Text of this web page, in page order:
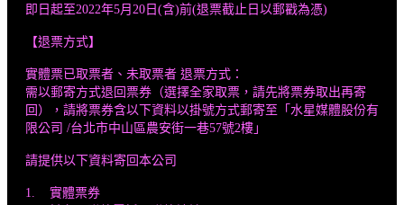
即日起至2022年5月20日(含)前(退票截止日以郵戳為憑)
【退票方式】
實體票已取票者、未取票者 退票方式：
需以郵寄方式退回票券（選擇全家取票，請先將票券取出再寄
回），請將票券含以下資料以掛號方式郵寄至「水星媒體股份有
限公司 /台北市中山區農安街一巷57號2樓」
請提供以下資料寄回本公司
1. 實體票券